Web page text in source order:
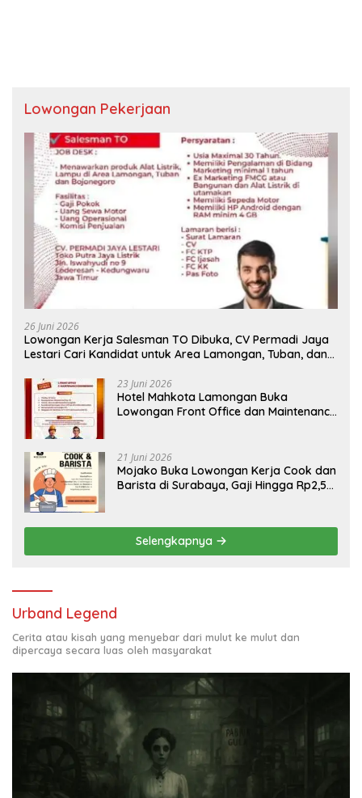
Lowongan Pekerjaan
26 Juni 2026
Lowongan Kerja Salesman TO Dibuka, CV Permadi Jaya
Lestari Cari Kandidat untuk Area Lamongan, Tuban, dan
23 Juni 2026
Hotel Mahkota Lamongan Buka
Lowongan Front Office dan Maintenance
21 Juni 2026
Mojako Buka Lowongan Kerja Cook dan
Barista di Surabaya, Gaji Hingga Rp2,5
Selengkapnya
Urband Legend
Cerita atau kisah yang menyebar dari mulut ke mulut dan
dipercaya secara luas oleh masyarakat